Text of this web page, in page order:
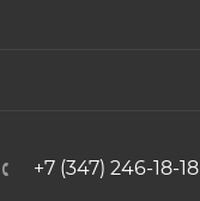
+7 (347) 246-18-18